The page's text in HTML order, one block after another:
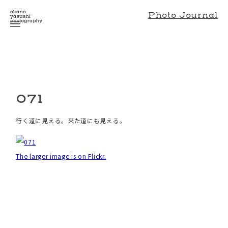
Photo Journal
071
行く道に見える。来た道にも見える。
The larger image is on Flickr.